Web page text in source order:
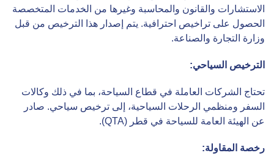
الاستشارات والقانون والمحاسبة وغيرها من الخدمات المتخصصة
الحصول على تراخيص احترافية. يتم إصدار هذا الترخيص من قبل
وزارة التجارة والصناعة.
الترخيص السياحي:
تحتاج الشركات العاملة في قطاع السياحة، بما في ذلك وكالات
السفر ومنظمي الرحلات السياحية، إلى ترخيص سياحي. صادر
عن الهيئة العامة للسياحة في قطر (QTA).
رخصة المقاولة: